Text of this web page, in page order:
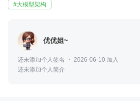
#大模型架构
优优姐~
还未添加个人签名
2026-06-10 加入
还未添加个人简介